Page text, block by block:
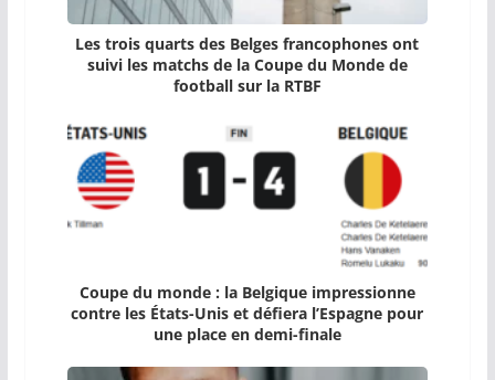
Les trois quarts des Belges francophones ont
suivi les matchs de la Coupe du Monde de
football sur la RTBF
Coupe du monde : la Belgique impressionne
contre les États-Unis et défiera l’Espagne pour
une place en demi-finale